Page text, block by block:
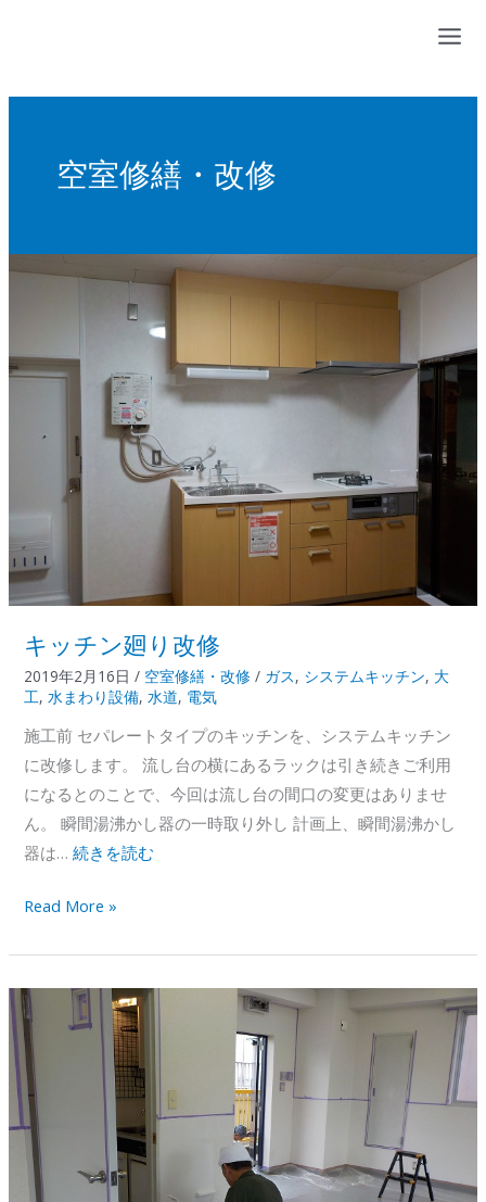
ス
空室修繕・改修
キッチン廻り改修
2019年2月16日/ 空室修繕・改修 / ガス, システムキッチン, 大
工,水まわり設備,水道, 電気
施工前 セパレートタイプのキッチンを、システムキッチン
に改修します。 流し台の横にあるラックは引き続きご利用
になるとのことで、今回は流し台の間口の変更はありませ
ん。 瞬間湯沸かし器の一時取り外し 計画上、瞬間湯沸かし
器は…続きを読む
キ
ン
廻
り
改
修
Read More »